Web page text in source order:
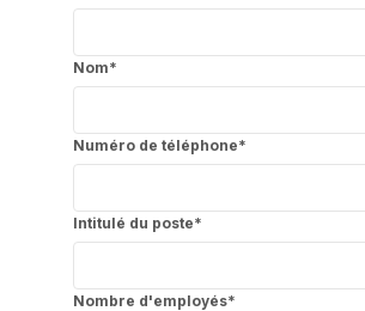
Nom*
Numéro de téléphone*
Intitulé du poste*
Nombre d'employés*